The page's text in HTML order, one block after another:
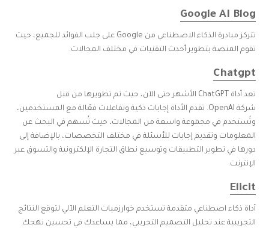
Google AI Blog
تتركز مبادرة الذكاء الاصطناعي من Google على جلب الفوائد للجميع، حيث
تقوم المنصة بتطوير أحدث التقنيات في مختلف المجالات.
Chatgpt
تعد أداة ChatGPT الأشهر حتى الآن، حيث تم تطويرها من قبل
شركة OpenAI. تقدم الأداة إجابات ذكية وتفاعلات فعّالة مع المستخدمين،
وتُستخدم في مجموعة واسعة من المجالات، حيث تُسهم في البحث عن
المعلومات وتقديم إجابات للأسئلة في مختلف التخصصات، بالإضافة إلى
دورها في تطوير التطبيقات وتوسيع نطاق التجارة الإلكترونية والتسوق عبر
الإنترنت.
Elicit
أداة ذكاء اصطناعي متقدمة تستخدم خوارزميات التعلم الآلي لتوقع النتائج
التجريبية عند تحليل التصميم التجريبي، مما يساعدك في تحسين نهجك